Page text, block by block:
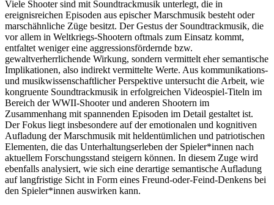
Viele Shooter sind mit Soundtrackmusik unterlegt, die in
ereignisreichen Episoden aus epischer Marschmusik besteht oder
marschähnliche Züge besitzt. Der Gestus der Soundtrackmusik, die
vor allem in Weltkriegs-Shootern oftmals zum Einsatz kommt,
entfaltet weniger eine aggressionsfördernde bzw.
gewaltverherrlichende Wirkung, sondern vermittelt eher semantische
Implikationen, also indirekt vermittelte Werte. Aus kommunikations-
und musikwissenschaftlicher Perspektive untersucht die Arbeit, wie
kongruente Soundtrackmusik in erfolgreichen Videospiel-Titeln im
Bereich der WWII-Shooter und anderen Shootern im
Zusammenhang mit spannenden Episoden im Detail gestaltet ist.
Der Fokus liegt insbesondere auf der emotionalen und kognitiven
Aufladung der Marschmusik mit heldentümlichen und patriotischen
Elementen, die das Unterhaltungserleben der Spieler*innen nach
aktuellem Forschungsstand steigern können. In diesem Zuge wird
ebenfalls analysiert, wie sich eine derartige semantische Aufladung
auf langfristige Sicht in Form eines Freund-oder-Feind-Denkens bei
den Spieler*innen auswirken kann.